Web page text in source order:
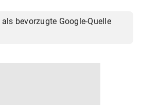
bevorzugte Google-Quelle